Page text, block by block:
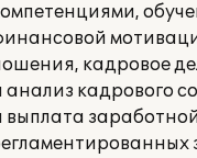
кадровое
анализ кадрового
выплата